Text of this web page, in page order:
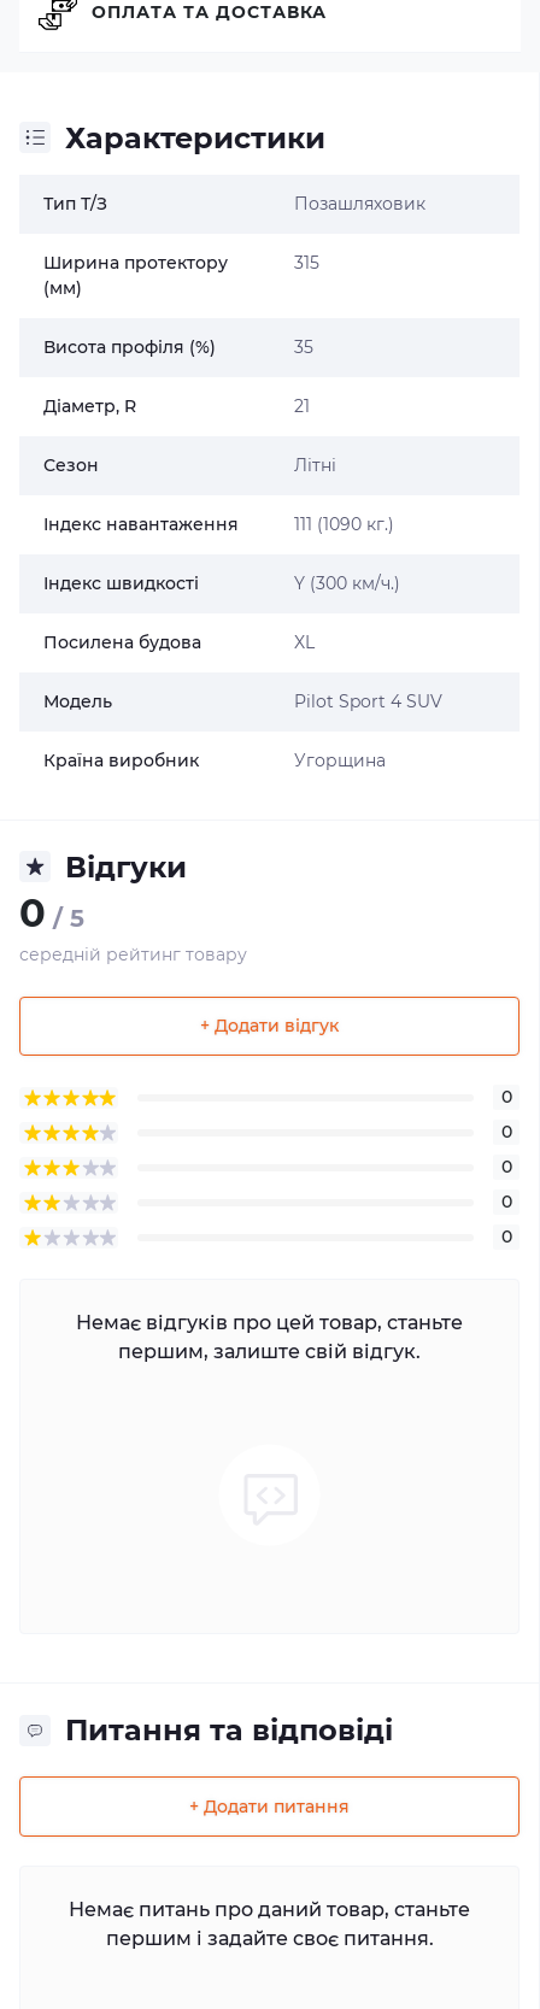
Характеристики
Тип Т/З Позашляховик
Ширина протектору
(мм)
315
Висота профіля (%) 35
Діаметр, R 21
Сезон Літні
Індекс навантаження 111 (1090 кг.)
Індекс швидкості Y (300 км/ч.)
Посилена будова XL
Модель Pilot Sport 4 SUV
Країна виробник Угорщина
Відгуки
0 / 5
середній рейтинг товару
+ Додати відгук
0
0
0
0
0
Немає відгуків про цей товар, станьте
першим, залиште свій відгук.
Питання та відповіді
+ Додати питання
Немає питань про даний товар, станьте
першим і задайте своє питання.
ОПЛАТА ТА ДОСТАВКА